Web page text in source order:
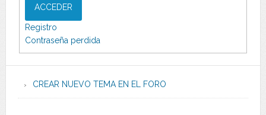
ACCEDER
Registro
Contraseña perdida
CREAR NUEVO TEMA EN EL FORO